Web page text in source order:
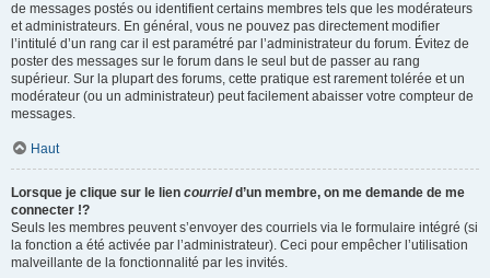
de messages postés ou identifient certains membres tels que les modérateurs
et administrateurs. En général, vous ne pouvez pas directement modifier
l’intitulé d’un rang car il est paramétré par l’administrateur du forum. Évitez de
poster des messages sur le forum dans le seul but de passer au rang
supérieur. Sur la plupart des forums, cette pratique est rarement tolérée et un
modérateur (ou un administrateur) peut facilement abaisser votre compteur de
messages.
Haut
Lorsque je clique sur le lien courrield’un membre, on me demande de me
connecter !?
Seuls les membres peuvent s’envoyer des courriels via le formulaire intégré (si
la fonction a été activée par l’administrateur). Ceci pour empêcher l’utilisation
malveillante de la fonctionnalité par les invités.